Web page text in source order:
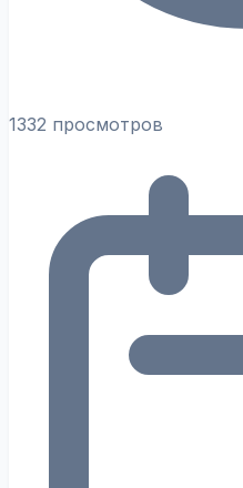
1332 просмотров